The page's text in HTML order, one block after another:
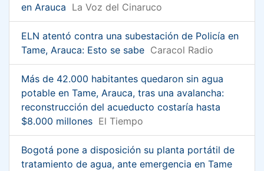
en Arauca La Voz del Cinaruco
ELN atentó contra una subestación de Policía en
Tame, Arauca: Esto se sabe Caracol Radio
Más de 42.000 habitantes quedaron sin agua
potable en Tame, Arauca, tras una avalancha:
reconstrucción del acueducto costaría hasta
$8.000 millones El Tiempo
Bogotá pone a disposición su planta portátil de
tratamiento de agua, ante emergencia en Tame